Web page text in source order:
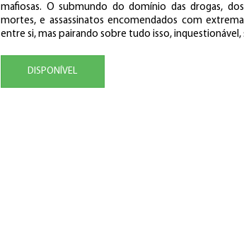
mafiosas. O submundo do domínio das drogas,
mortes, e assassinatos encomendados com
entre si, mas pairando sobre tudo isso, inquestionável,
DISPONÍVEL